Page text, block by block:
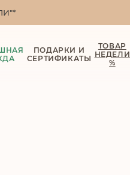
ПОДАРКИ И
СЕРТИФИКАТЫ
ТОВАР
НЕДЕЛИ
%